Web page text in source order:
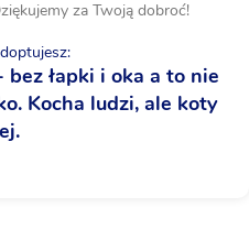
za Twoją dobroć!
bez łapki i oka a to nie
Kocha ludzi, ale koty